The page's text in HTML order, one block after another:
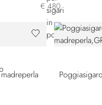
€ 480